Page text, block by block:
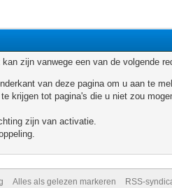
zijn vanwege een van de volgende
van deze pagina om u aan te
krijgen tot pagina's die u niet zou
zijn van activatie.
Alles als gelezen markeren RSS-